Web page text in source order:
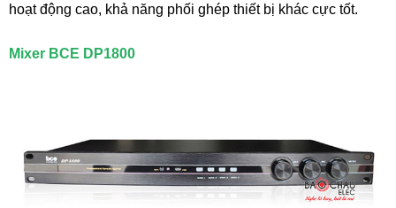
hoạt động cao, khả năng phối ghép thiết bị khác cực tốt.
Mixer BCE DP1800